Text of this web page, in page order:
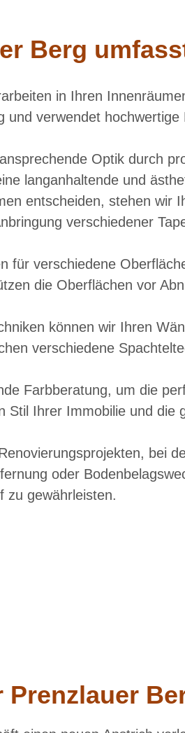
Berg
in Ihren
verwendet
Optik durch
langanhaltende und
entscheiden, stehen wir
verschiedener
für verschiedene
die Oberflächen vor
können wir Ihren
verschiedene
Farbberatung, um die
Ihrer Immobilie und die
bei
oder
zu gewährleisten.